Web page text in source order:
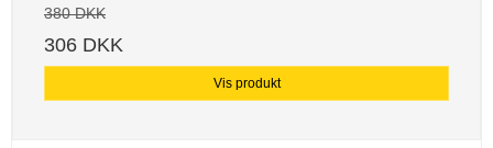
380 DKK
306 DKK
Vis produkt